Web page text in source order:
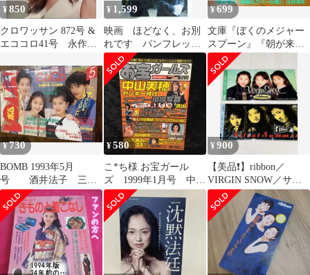
¥850
クロワッサン 872号 &
エココロ41号 永作博
¥ 1,599
映画 ほどなく、お別
れです パンフレッ
ト 新品❗フライヤー付
き 浜辺美波 目黒蓮
¥699
文庫『ぼくのメジャー
スプーン』『朝が来る
【映画化カバー仕
様】』辻村深月
¥730
BOMB 1993年5月
号 酒井法子 三浦
理恵子 高橋由美子
中嶋美智代
¥580
こ*ち様 お宝ガール
ズ 1999年1月号 中山
美穂 坂井泉水 浜崎あゆ
み 内田有
¥900
【美品❗️】ribbon／
VIRGIN SNOW／サイ
レント サマー／8cm
CD